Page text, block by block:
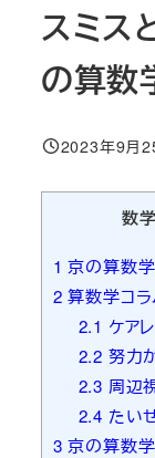
スミ
の算数
投稿日
2023年9月
数
1 京の算数
2 算数学コラ
2.1 ケア
2.2 努力
2.3 周辺
2.4 たい
3 京の算数